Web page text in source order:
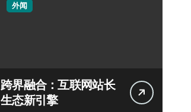
外闻
跨界融合：互联网站长
生态新引擎